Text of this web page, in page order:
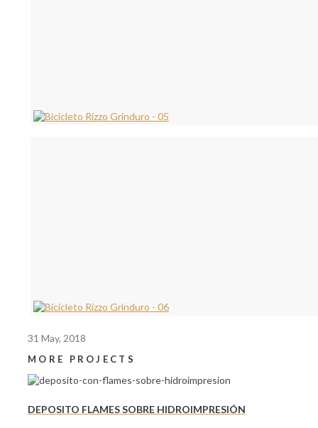
31 May, 2018
MORE PROJECTS
DEPOSITO FLAMES SOBRE HIDROIMPRESIÓN